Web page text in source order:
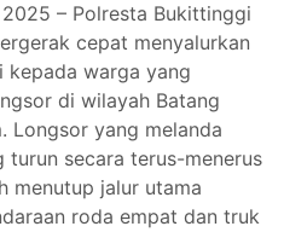
– Polresta Bukittinggi
cepat menyalurkan
kepada warga yang
di wilayah Batang
Longsor yang melanda
turun secara terus-menerus
menutup jalur utama
roda empat dan truk